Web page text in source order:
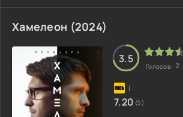
Хамелеон (2024)
3.5
Голосов: 2
7.20 (5)